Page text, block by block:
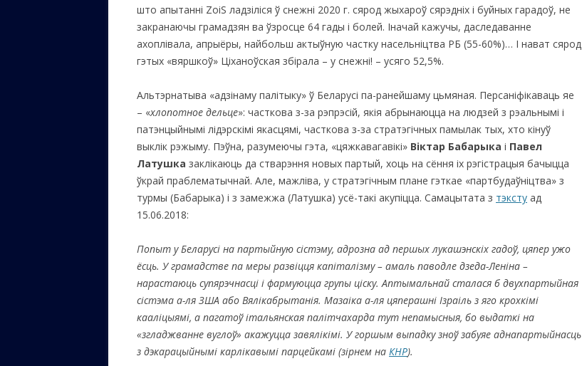
што апытанні ZoiS ладзіліся ў снежні 2020 г. сярод жыхароў сярэдніх і буйных гарадоў, не
закранаючы грамадзян ва ўзросце 64 гады і болей. Іначай кажучы, даследаванне
ахоплівала, апрыёры, найбольш актыўную частку насельніцтва РБ (55-60%)… I нават сярод
гэтых «вяршкоў» Ціханоўская збірала – у снежні! – усяго 52,5%.
Альтэрнатыва «адзінаму палітыку» ў Беларусі па-ранейшаму цьмяная. Персаніфікаваць яе
– «хлопотное дельце»: часткова з-за рэпрэсій, якія абрынаюцца на людзей з рэальнымі і
патэнцыйнымі лідэрскімі якасцямі, часткова з-за стратэгічных памылак тых, хто кінуў
выклік рэжыму. Пэўна, разумеючы гэта, «цяжкавагавікі» Віктар Бабарыка і Павел
Латушка заклікаюць да стварэння новых партый, хоць на сёння іх рэгістрацыя бачыцца
ўкрай праблематычнай. Але, мажліва, у стратэгічным плане гэткае «партбудаўніцтва» з
турмы (Бабарыка) і з замежжа (Латушка) усё-такі акупіцца. Самацытата з тэксту ад
15.06.2018:
Попыт у Беларусі на партыйную сістэму, адрозна ад першых лукашэнскіх гадоў, цяпер ужо
ёсць. У грамадстве па меры развіцця капіталізму – амаль паводле дзеда-Леніна –
нарастаюць супярэчнасці і фармуюцца групы ціску. Аптымальнай сталася б двухпартыйная
сістэма а-ля ЗША або Вялікабрытанія. Мазаіка а-ля цяперашні Ізраіль з яго крохкімі
кааліцыямі, а пагатоў італьянская палітчахарда тут непамысныя, бо выдаткі на
«згладжванне вуглоў» акажуцца завялікімі. У горшым выпадку зноў забуяе аднапартыйнасць
з дэкарацыйнымі карлікавымі парцейкамі (зірнем на КНР).